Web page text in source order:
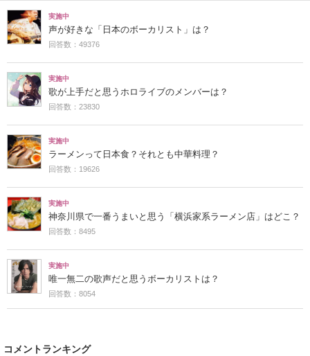
実施中
声が好きな「日本のボーカリスト」は？
回答数：49376
実施中
歌が上手だと思うホロライブのメンバーは？
回答数：23830
実施中
ラーメンって日本食？それとも中華料理？
回答数：19626
実施中
神奈川県で一番うまいと思う「横浜家系ラーメン店」はどこ？
回答数：8495
実施中
唯一無二の歌声だと思うボーカリストは？
回答数：8054
コメントランキング